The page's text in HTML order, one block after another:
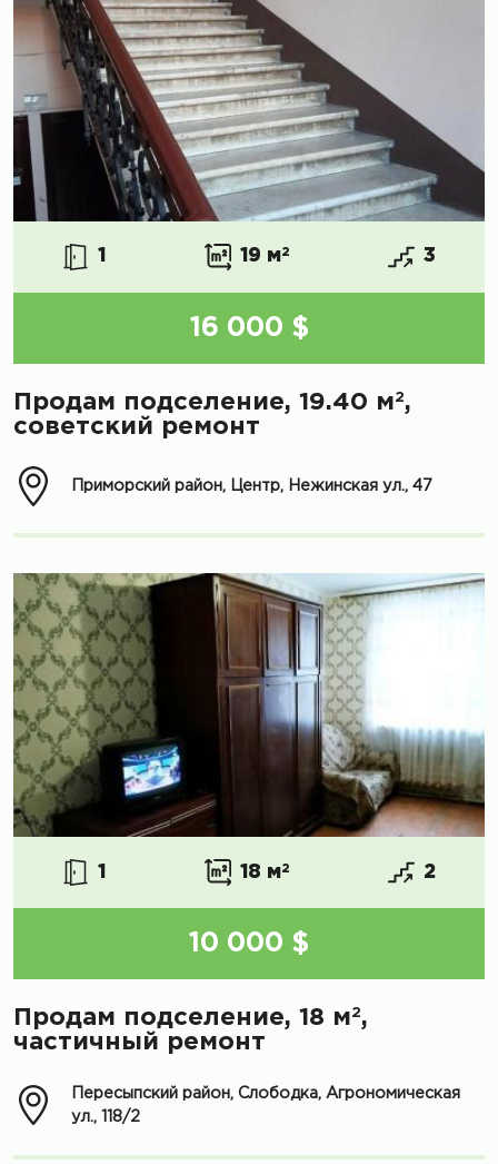
1 19 м2 3
16 000 $
Продам подселение, 19.40 м2,
советский ремонт
Приморский район, Центр, Нежинская ул., 47
1 18 м2 2
10 000 $
Продам подселение, 18 м2,
частичный ремонт
Пересыпский район, Слободка, Агрономическая
ул., 118/2